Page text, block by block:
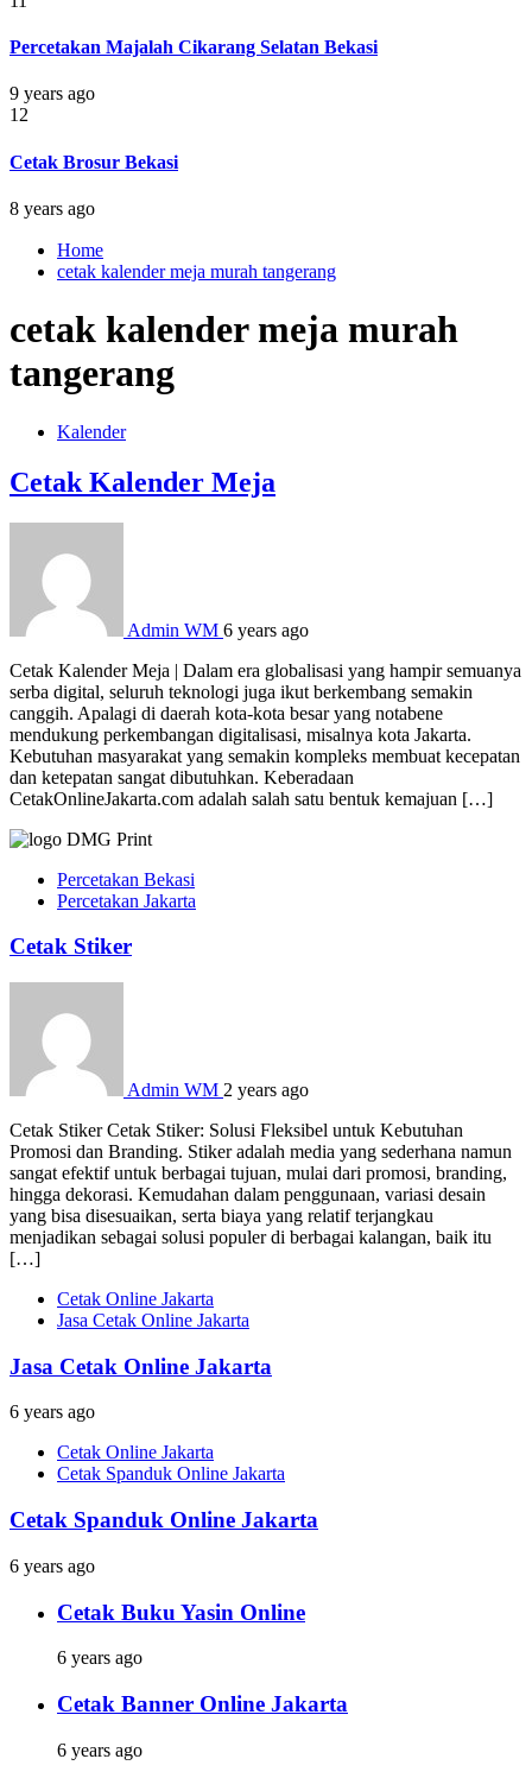
Percetakan Majalah Cikarang Selatan Bekasi
9 years ago
12
Cetak Brosur Bekasi
8 years ago
Home
cetak kalender meja murah tangerang
cetak kalender meja murah
tangerang
Kalender
Cetak Kalender Meja
Admin WM 6 years ago
Cetak Kalender Meja | Dalam era globalisasi yang hampir semuanya
serba digital, seluruh teknologi juga ikut berkembang semakin
canggih. Apalagi di daerah kota-kota besar yang notabene
mendukung perkembangan digitalisasi, misalnya kota Jakarta.
Kebutuhan masyarakat yang semakin kompleks membuat kecepatan
dan ketepatan sangat dibutuhkan. Keberadaan
CetakOnlineJakarta.com adalah salah satu bentuk kemajuan […]
Percetakan Bekasi
Percetakan Jakarta
Cetak Stiker
Admin WM 2 years ago
Cetak Stiker Cetak Stiker: Solusi Fleksibel untuk Kebutuhan
Promosi dan Branding. Stiker adalah media yang sederhana namun
sangat efektif untuk berbagai tujuan, mulai dari promosi, branding,
hingga dekorasi. Kemudahan dalam penggunaan, variasi desain
yang bisa disesuaikan, serta biaya yang relatif terjangkau
menjadikan sebagai solusi populer di berbagai kalangan, baik itu
[…]
Cetak Online Jakarta
Jasa Cetak Online Jakarta
Jasa Cetak Online Jakarta
6 years ago
Cetak Online Jakarta
Cetak Spanduk Online Jakarta
Cetak Spanduk Online Jakarta
6 years ago
Cetak Buku Yasin Online
6 years ago
Cetak Banner Online Jakarta
6 years ago